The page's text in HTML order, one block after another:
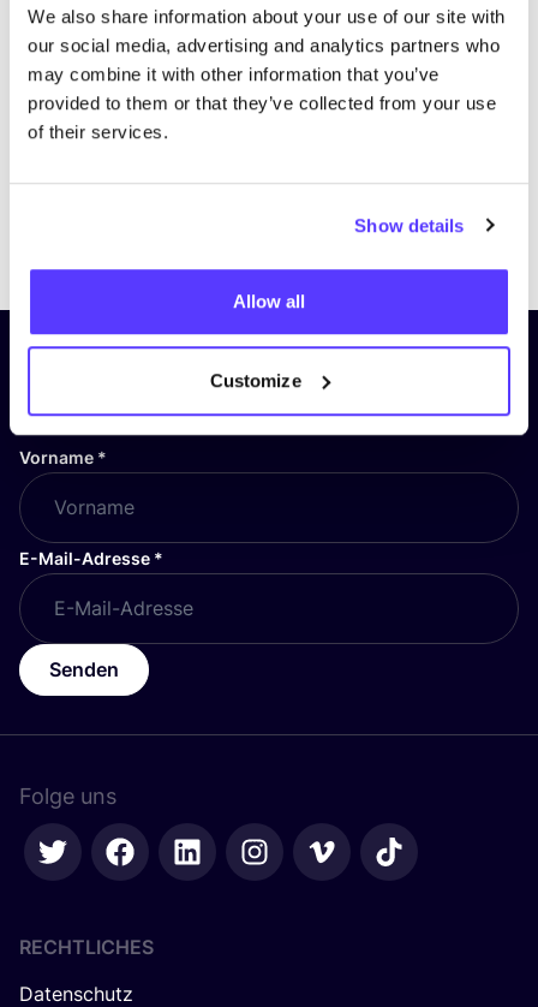
We also share information about your use of our site with
our social media, advertising and analytics partners who
may combine it with other information that you’ve
provided to them or that they’ve collected from your use
of their services.
Show details
Allow all
Customize
PreviousNext
Abonniere unseren Newsletter
und bleibe auf dem Laufenden!
Vorname *
E-Mail-Adresse *
Senden
Folge uns
RECHTLICHES
Datenschutz